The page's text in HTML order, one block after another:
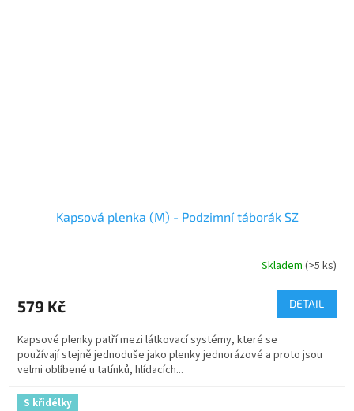
Kapsová plenka (M) - Podzimní táborák SZ
Skladem (>5 ks)
579 Kč DETAIL
Kapsové plenky patří mezi látkovací systémy, které se
používají stejně jednoduše jako plenky jednorázové a proto jsou
velmi oblíbené u tatínků, hlídacích...
S křidélky